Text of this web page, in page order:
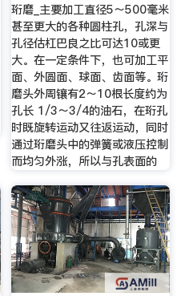
珩磨_主要加工直径5～500毫米
甚至更大的各种圆柱孔，孔深与
孔径估杠巴良之比可达10或更
大。在一定条件下，也可加工平
面、外圆面、球面、齿面等。珩
磨头外周镶有2～10根长度约为
孔长 1/3～3/4的油石，在珩孔
时既旋转运动又往返运动，同时
通过珩磨头中的弹簧或液压控制
而均匀外涨，所以与孔表面的